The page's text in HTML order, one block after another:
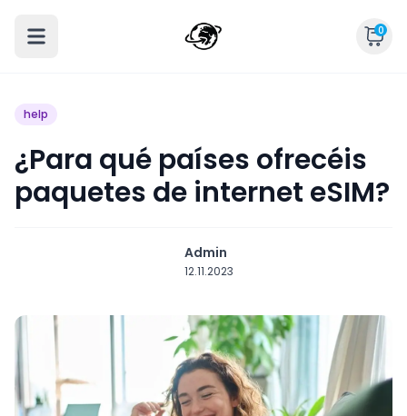
0
help
¿Para qué países ofrecéis
paquetes de internet eSIM?
Admin
12.11.2023